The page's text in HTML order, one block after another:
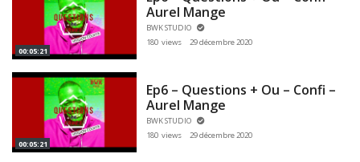
00:05:21
Aurel Mange
BWK STUDIO
180 views
29 décembre 2020
00:05:21
Ep6 – Questions + Ou – Confi –
Aurel Mange
BWK STUDIO
180 views
29 décembre 2020